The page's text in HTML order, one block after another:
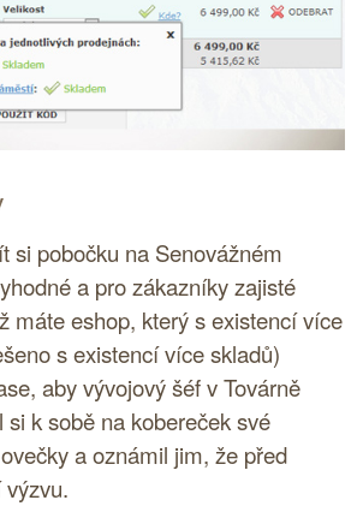
si pobočku na Senovážném
a pro zákazníky zajisté
máte eshop, který s existencí více
s existencí více skladů)
aby vývojový šéf v Továrně
si k sobě na kobereček své
a oznámil jim, že před